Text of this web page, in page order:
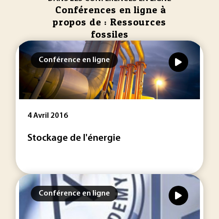
Conférences en ligne à
propos de : Ressources
fossiles
Conférence en ligne
4 Avril 2016
Stockage de l'énergie
Conférence en ligne